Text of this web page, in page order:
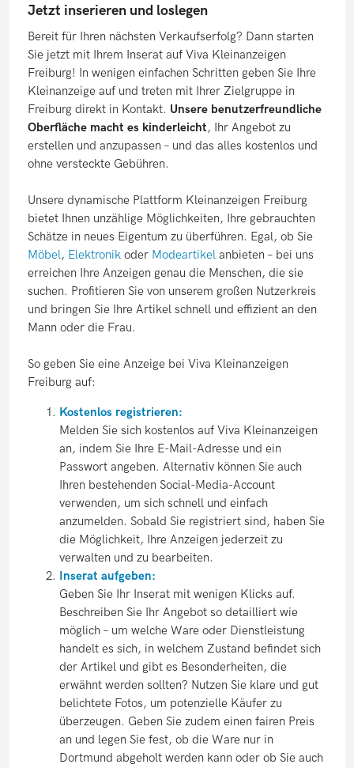
Jetzt inserieren und loslegen
Bereit für Ihren nächsten Verkaufserfolg? Dann starten
Sie jetzt mit Ihrem Inserat auf Viva Kleinanzeigen
Freiburg! In wenigen einfachen Schritten geben Sie Ihre
Kleinanzeige auf und treten mit Ihrer Zielgruppe in
Freiburg direkt in Kontakt. Unsere benutzerfreundliche
Oberfläche macht es kinderleicht, Ihr Angebot zu
erstellen und anzupassen – und das alles kostenlos und
ohne versteckte Gebühren.
Unsere dynamische Plattform Kleinanzeigen Freiburg
bietet Ihnen unzählige Möglichkeiten, Ihre gebrauchten
Schätze in neues Eigentum zu überführen. Egal, ob Sie
Möbel, Elektronikoder Modeartikel anbieten – bei uns
erreichen Ihre Anzeigen genau die Menschen, die sie
suchen. Profitieren Sie von unserem großen Nutzerkreis
und bringen Sie Ihre Artikel schnell und effizient an den
Mann oder die Frau.
So geben Sie eine Anzeige bei Viva Kleinanzeigen
Freiburg auf:
Kostenlos registrieren:
Melden Sie sich kostenlos auf Viva Kleinanzeigen
an, indem Sie Ihre E-Mail-Adresse und ein
Passwort angeben. Alternativ können Sie auch
Ihren bestehenden Social-Media-Account
verwenden, um sich schnell und einfach
anzumelden. Sobald Sie registriert sind, haben Sie
die Möglichkeit, Ihre Anzeigen jederzeit zu
verwalten und zu bearbeiten.
Inserat aufgeben:
Geben Sie Ihr Inserat mit wenigen Klicks auf.
Beschreiben Sie Ihr Angebot so detailliert wie
möglich – um welche Ware oder Dienstleistung
handelt es sich, in welchem Zustand befindet sich
der Artikel und gibt es Besonderheiten, die
erwähnt werden sollten? Nutzen Sie klare und gut
belichtete Fotos, um potenzielle Käufer zu
überzeugen. Geben Sie zudem einen fairen Preis
an und legen Sie fest, ob die Ware nur in
Dortmund abgeholt werden kann oder ob Sie auch